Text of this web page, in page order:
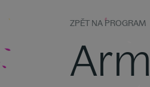
ZPĚT NA PROGRAM